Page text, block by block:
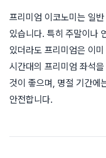
프리미엄 이코노미는 일
있습니다. 특히 주말이나
있더라도 프리미엄은 이
시간대의 프리미엄 좌석
것이 좋으며, 명절 기간에
안전합니다.